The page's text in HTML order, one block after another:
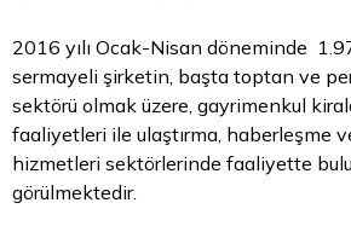
2016 yılı Ocak-Nisan döneminde
sermayeli şirketin, başta toptan ve
sektörü olmak üzere, gayrimenkul
faaliyetleri ile ulaştırma, haberleşme
hizmetleri sektörlerinde faaliyette
görülmektedir.